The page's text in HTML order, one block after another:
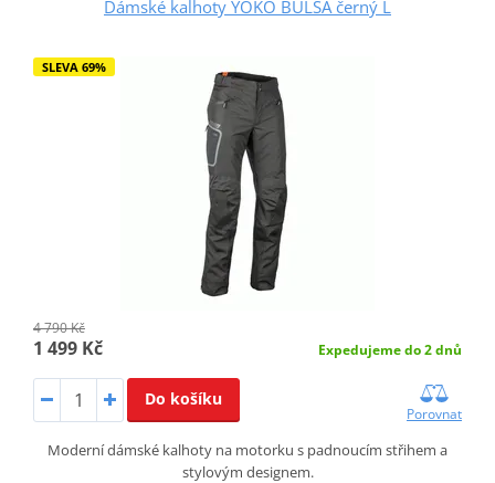
Dámské kalhoty YOKO BULSA černý L
SLEVA 69%
4 790 Kč
1 499 Kč Expedujeme do 2 dnů
Do košíku
Porovnat
Moderní dámské kalhoty na motorku s padnoucím střihem a
stylovým designem.